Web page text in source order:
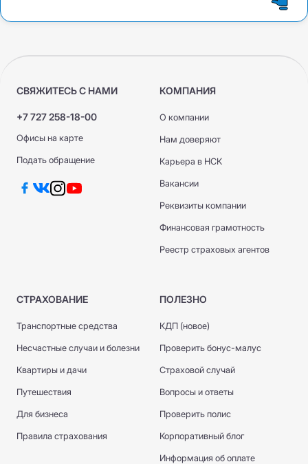
СВЯЖИТЕСЬ С НАМИ
+7 727 258-18-00
Офисы на карте
Подать обращение
КОМПАНИЯ
О компании
Нам доверяют
Карьера в НСК
Вакансии
Реквизиты компании
Финансовая грамотность
Реестр страховых агентов
СТРАХОВАНИЕ
Транспортные средства
Несчастные случаи и болезни
Квартиры и дачи
Путешествия
Для бизнеса
Правила страхования
ПОЛЕЗНО
КДП (новое)
Проверить бонус-малус
Страховой случай
Вопросы и ответы
Проверить полис
Корпоративный блог
Информация об оплате